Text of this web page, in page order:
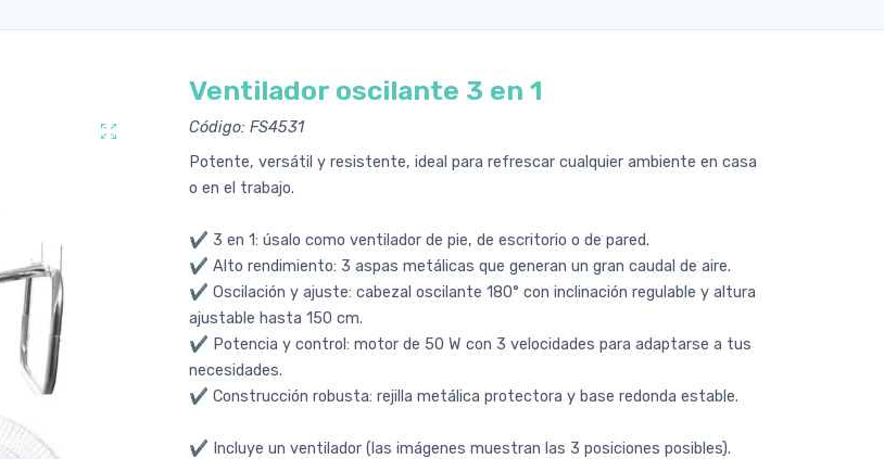
Ventilador oscilante 3 en 1
Código: FS4531
Potente, versátil y resistente, ideal para refrescar cualquier ambiente en casa
o en el trabajo.
✔ 3 en 1: úsalo como ventilador de pie, de escritorio o de pared.
✔ Alto rendimiento: 3 aspas metálicas que generan un gran caudal de aire.
✔ Oscilación y ajuste: cabezal oscilante 180° con inclinación regulable y altura
ajustable hasta 150 cm.
✔ Potencia y control: motor de 50 W con 3 velocidades para adaptarse a tus
necesidades.
✔ Construcción robusta: rejilla metálica protectora y base redonda estable.
✔️ Incluye un ventilador (las imágenes muestran las 3 posiciones posibles).